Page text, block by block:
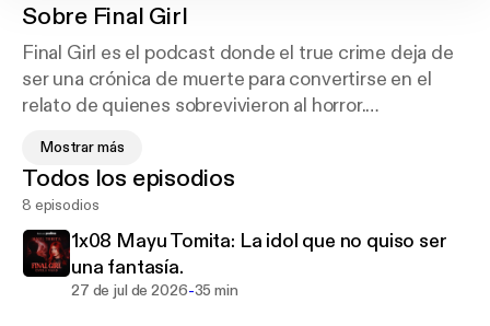
Sobre Final Girl
Final Girl es el podcast donde el true crime deja de
ser una crónica de muerte para convertirse en el
relato de quienes sobrevivieron al horror.
especializada en true crime, misterio y narrativa
criminal, cada episodio reconstruye historias reales
de supervivencia, violencia, investigación y
resiliencia, con una mirada cinematográfica,
psicológica y profundamente humana. Aquí no solo
importan los hechos: importa qué ocurre después,
Mostrar más
Todos los episodios
8 episodios
1x08 Mayu Tomita: La idol que no quiso ser
una fantasía.
27 de jul de 2026-35 min